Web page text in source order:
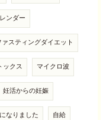
ンダー
ァスティングダイエット
ックス マイクロ波
妊活からの妊娠
なりました 自給